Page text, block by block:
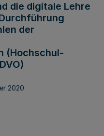
die digitale Lehre
der
(Hochschul-
2020